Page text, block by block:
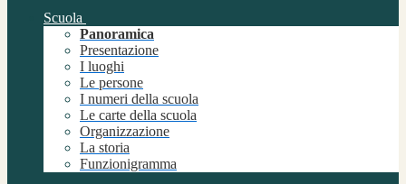
Scuola
Panoramica
Presentazione
I luoghi
Le persone
I numeri della scuola
Le carte della scuola
Organizzazione
La storia
Funzionigramma